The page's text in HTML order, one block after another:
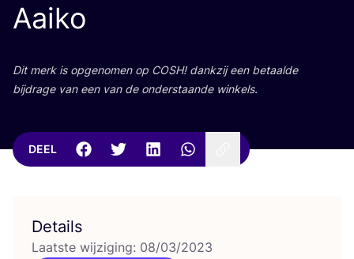
Aaiko
Dit merk is opge­no­men op COSH! dank­zij een betaal­de
bij­dra­ge van een van de onder­staan­de winkels.
DEEL
Details
Laatste wijziging: 08/03/2023